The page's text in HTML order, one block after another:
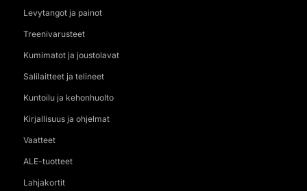
Levytangot ja painot
Treenivarusteet
Kumimatot ja joustolavat
Salilaitteet ja telineet
Kuntoilu ja kehonhuolto
Kirjallisuus ja ohjelmat
Vaatteet
ALE-tuotteet
Lahjakortit